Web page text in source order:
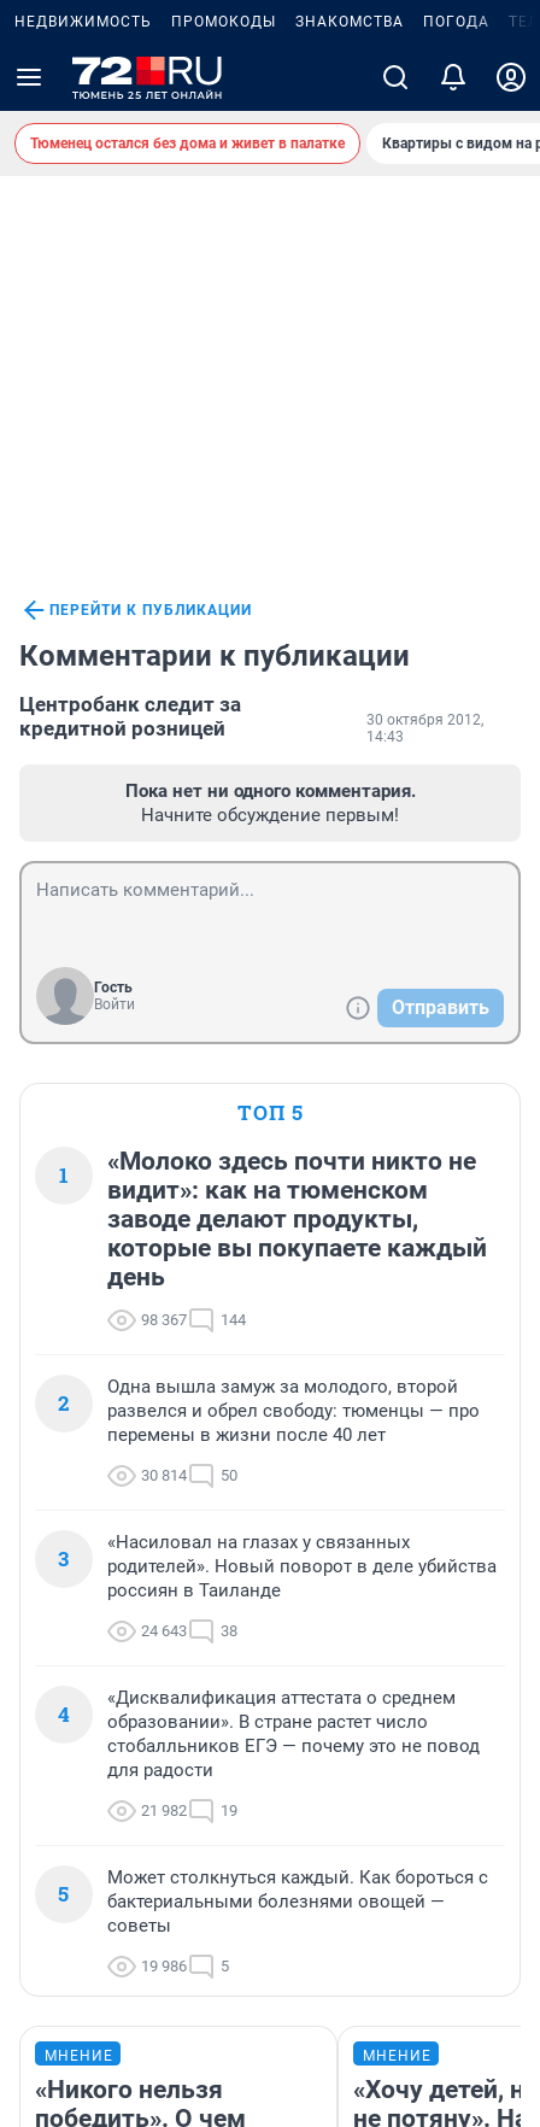
НЕДВИЖИМОСТЬ ПРОМОКОДЫ ЗНАКОМСТВА ПОГОДА
Тюменец остался без дома и живет в палатке Квартиры с видом на
ПЕРЕЙТИ К ПУБЛИКАЦИИ
Комментарии к публикации
Центробанк следит за
кредитной розницей
30 октября 2012,
14:43
Пока нет ни одного комментария.
Начните обсуждение первым!
Гость
Войти
Отправить
ТОП 5
1
«Молоко здесь почти никто не
видит»: как на тюменском
заводе делают продукты,
которые вы покупаете каждый
день
98 367 144
2
Одна вышла замуж за молодого, второй
развелся и обрел свободу: тюменцы — про
перемены в жизни после 40 лет
30 814 50
3
«Насиловал на глазах у связанных
родителей». Новый поворот в деле убийства
россиян в Таиланде
24 643 38
4
«Дисквалификация аттестата о среднем
образовании». В стране растет число
стобалльников ЕГЭ — почему это не повод
для радости
21 982 19
5
Может столкнуться каждый. Как бороться с
бактериальными болезнями овощей —
советы
19 986 5
МНЕНИЕ
«Никого нельзя
победить». О чем
МНЕНИЕ
«Хочу детей,
не потяну».